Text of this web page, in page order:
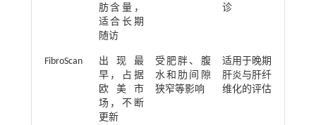
肪含量，
适合长期
随访
诊
FibroScan
出现最
早，占据
欧美市
场，不断
更新
受肥胖、腹
水和肋间隙
狭窄等影响
适用于晚期
肝炎与肝纤
维化的评估